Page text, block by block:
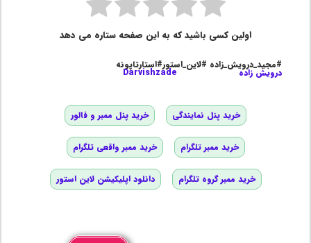
اولین کسی باشید که به این صفحه ستاره می دهد
#مجید_درویش_زاده #لاین_استور#استارتاپونه
درویش زاده Darvishzade
خرید پنل نمایندگی خرید پنل ممبر و فالور
خرید ممبر تلگرام خرید ممبر واقعی تلگرام
خرید ممبر گروه تلگرام دانلود اپلیکیشن لاین استور